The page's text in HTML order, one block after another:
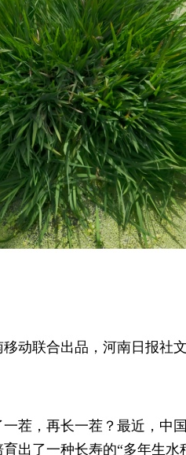
动联合出品，河南日报社
茬，再长一茬？最近，中
出了一种长寿的“多年生水